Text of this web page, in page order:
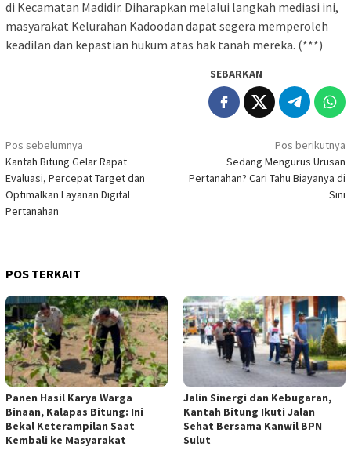
di Kecamatan Madidir. Diharapkan melalui langkah mediasi ini,
masyarakat Kelurahan Kadoodan dapat segera memperoleh
keadilan dan kepastian hukum atas hak tanah mereka. (***)
SEBARKAN
Navigasi
pos
Pos sebelumnya
Kantah Bitung Gelar Rapat
Evaluasi, Percepat Target dan
Optimalkan Layanan Digital
Pertanahan
Pos berikutnya
Sedang Mengurus Urusan
Pertanahan? Cari Tahu Biayanya di
Sini
POS TERKAIT
Panen Hasil Karya Warga
Binaan, Kalapas Bitung: Ini
Bekal Keterampilan Saat
Kembali ke Masyarakat
Jalin Sinergi dan Kebugaran,
Kantah Bitung Ikuti Jalan
Sehat Bersama Kanwil BPN
Sulut